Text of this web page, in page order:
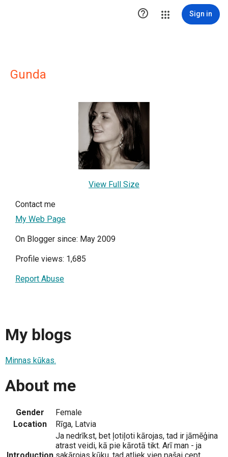
 Sign in
Gunda
View Full Size
Contact me
My Web Page
On Blogger since: May 2009
Profile views: 1,685
Report Abuse
My blogs
Minnas kūkas.
About me
Gender
Female
Location
Rīga, Latvia
Ja nedrīkst, bet ļotiļoti kārojas, tad ir jāmēģina
atrast veidi, kā pie kārotā tikt. Arī man - ja